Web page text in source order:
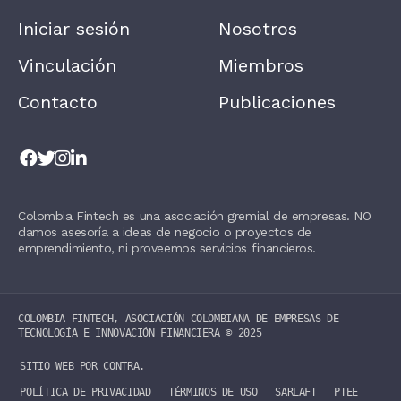
V
H
S
L
A
N
K
Iniciar sesión
Vinculación
Contacto
Nosotros
Miembros
Publicaciones
Colombia Fintech es una asociación gremial de empresas. NO
damos asesoría a ideas de negocio o proyectos de
emprendimiento, ni proveemos servicios financieros.
COLOMBIA FINTECH, ASOCIACIÓN COLOMBIANA DE EMPRESAS DE
TECNOLOGÍA E INNOVACIÓN FINANCIERA ©️ 2025
SITIO WEB POR CONTRA.
POLÍTICA DE PRIVACIDAD TÉRMINOS DE USO SARLAFT PTEE